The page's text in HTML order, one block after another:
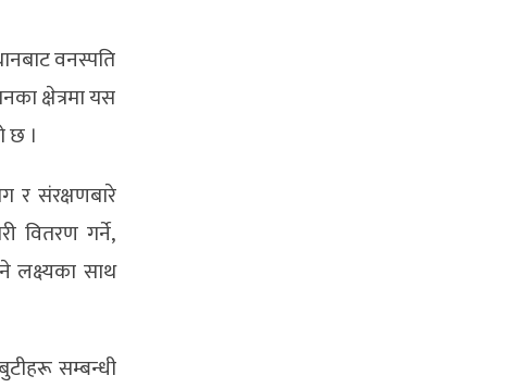
वनस्पति
क्षेत्रमा यस
छ ।
र संरक्षणबारे
वितरण गर्ने,
लक्ष्यका साथ
सम्बन्धी